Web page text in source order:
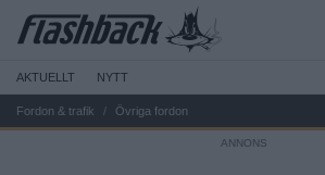
AKTUELLT NYTT
Fordon & trafik Övriga fordon